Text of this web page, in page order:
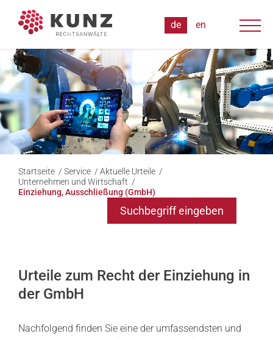
Startseite / Service / Aktuelle Urteile /
Unternehmen und Wirtschaft /
Einziehung, Ausschließung (GmbH)
Suchbegriff eingeben
Urteile zum Recht der Einziehung in
der GmbH
Nachfolgend finden Sie eine der umfassendsten und